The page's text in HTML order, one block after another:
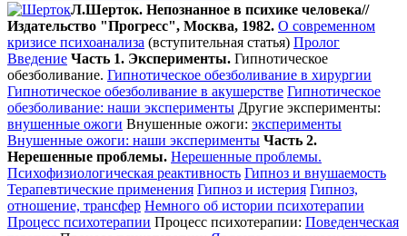
Л.Шерток. Непознанное в психике человека//
Издательство "Прогресс", Москва, 1982. О современном
кризисе психоанализа (вступительная статья) Пролог
Введение Часть 1. Эксперименты. Гипнотическое
обезболивание. Гипнотическое обезболивание в хирургии
Гипнотическое обезболивание в акушерстве Гипнотическое
обезболивание: наши эксперименты Другие эксперименты:
внушенные ожоги Внушенные ожоги: эксперименты
Внушенные ожоги: наши эксперименты Часть 2.
Нерешенные проблемы. Нерешенные проблемы.
Психофизиологическая реактивность Гипноз и внушаемость
Терапевтические применения Гипноз и истерия Гипноз,
отношение, трансфер Немного об истории психотерапии
Процесс психотерапии Процесс психотерапии: Поведенческая